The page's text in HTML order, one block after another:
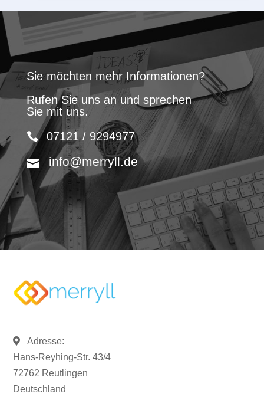
Sie möchten mehr Informationen?
Rufen Sie uns an und sprechen
Sie mit uns.
07121 / 9294977
info@merryll.de
Adresse:
Hans-Reyhing-Str. 43/4
72762 Reutlingen
Deutschland